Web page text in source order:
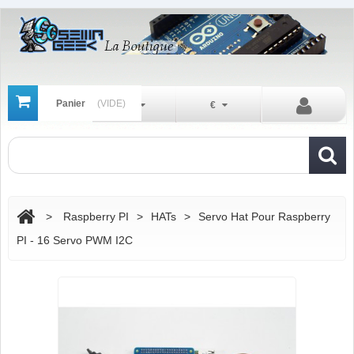
Panier (VIDE) €
Fr
> Raspberry PI > HATs >
Servo Hat Pour Raspberry
PI - 16 Servo PWM I2C